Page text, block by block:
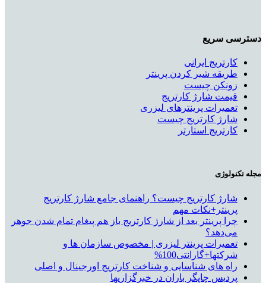
دسترسی سریع
کارتریج ایرانی
طریقه شیر کردن پرینتر
زونکن چیست
قیمت شارژ کارتریج
تعمیرات پرینترهای لیزری
شارژ کارتریج چیست
کارتریج استارتر
مجله تکنولوژی
شارژ کارتریج چیست؟ راهنمای جامع شارژ کارتریج
پرینتر+نکات مهم
چرا پرینتر بعد از شارژ کارتریج باز هم پیغام تمام شدن جوهر
می‌دهد؟
تعمیرات پرینتر لیزری | مخصوص سازمان ها و
شرکتها+گارانتی100%
راه های شناسایی و شناخت کارتریج اورجینال و اصلی
پردیس چاپگر باران در خبرگزاریها